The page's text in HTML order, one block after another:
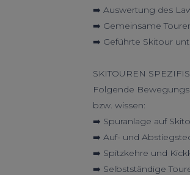
➡️ Auswertung des
➡️ Gemeinsame
➡️ Geführte Skitour
SKITOUREN
Folgende
bzw. wissen:
➡️ Spuranlage auf
➡️ Auf- und
➡️ Spitzkehre und
➡️ Selbstständige